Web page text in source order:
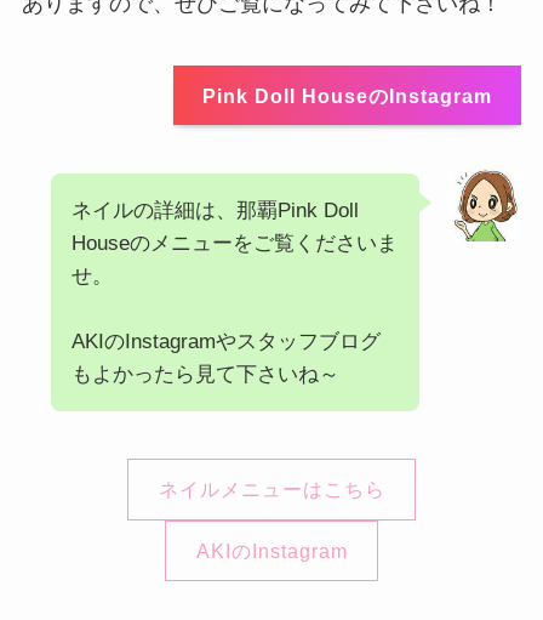
Pink Doll HouseのInstagram
ネイルの詳細は、那覇Pink Doll
Houseのメニューをご覧くださいま
せ。
AKIのInstagramやスタッフブログ
もよかったら見て下さいね～
ネイルメニューはこちら
AKIのInstagram